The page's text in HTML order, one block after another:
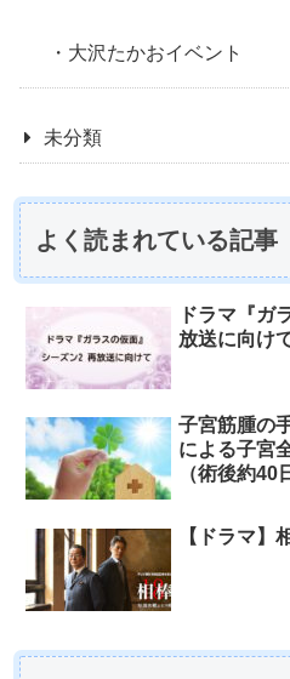
大沢たかおイベント
未分類
よく読まれている記事
ドラマ『ガ
放送に向け
子宮筋腫の
による子宮
（術後約40
【ドラマ